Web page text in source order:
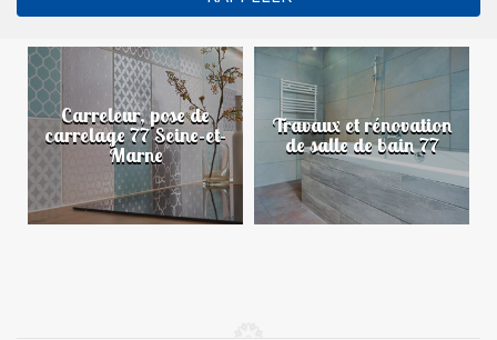
Carreleur, pose de
carrelage 77 Seine-et-
Marne
Travaux et rénovation
de salle de bain 77